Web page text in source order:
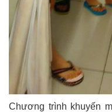
Chương trình khuyến